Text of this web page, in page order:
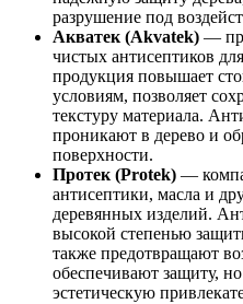
разрушение под
Акватек (Akvatek) —
чистых антисептиков
продукция повышает
условиям, позволяет
текстуру материала.
проникают в дерево и
поверхности.
Протек (Protek) —
антисептики, масла и
деревянных изделий.
высокой степенью
также предотвращают
обеспечивают защиту,
эстетическую